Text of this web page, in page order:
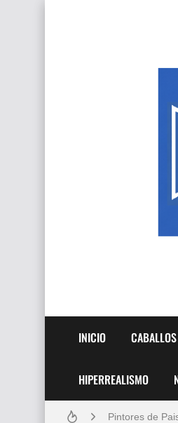
INICIO CABALLOS
HIPERREALISMO
Frutas y Flores
Pintores de